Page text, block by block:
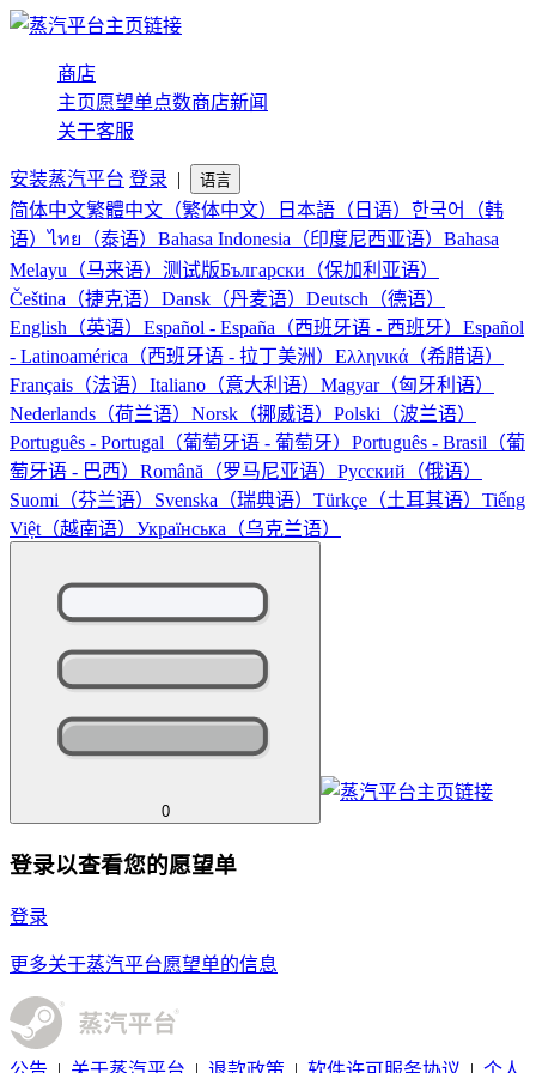
商店
主页愿望单点数商店新闻
关于客服
安装蒸汽平台 登录 | 语言
简体中文繁體中文（繁体中文） 日本語（日语） 한국어（韩
语）ไทย（泰语） Bahasa Indonesia（印度尼西亚语） Bahasa
Melayu（马来语） 测试版Български（保加利亚语）
Čeština（捷克语） Dansk（丹麦语） Deutsch（德语）
English（英语） Español - España（西班牙语 - 西班牙） Español
- Latinoamérica（西班牙语 - 拉丁美洲） Ελληνικά（希腊语）
Français（法语） Italiano（意大利语） Magyar（匈牙利语）
Nederlands（荷兰语） Norsk（挪威语） Polski（波兰语）
Português - Portugal（葡萄牙语 - 葡萄牙） Português - Brasil（葡
萄牙语 - 巴西） Română（罗马尼亚语） Русский（俄语）
Suomi（芬兰语） Svenska（瑞典语） Türkçe（土耳其语） Tiếng
Việt（越南语） Українська（乌克兰语）
0
登录以查看您的愿望单
登录
更多关于蒸汽平台愿望单的信息